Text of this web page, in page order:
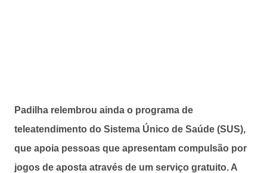
Padilha relembrou ainda o programa de
teleatendimento do Sistema Único de Saúde (SUS),
que apoia pessoas que apresentam compulsão por
jogos de aposta através de um serviço gratuito. A